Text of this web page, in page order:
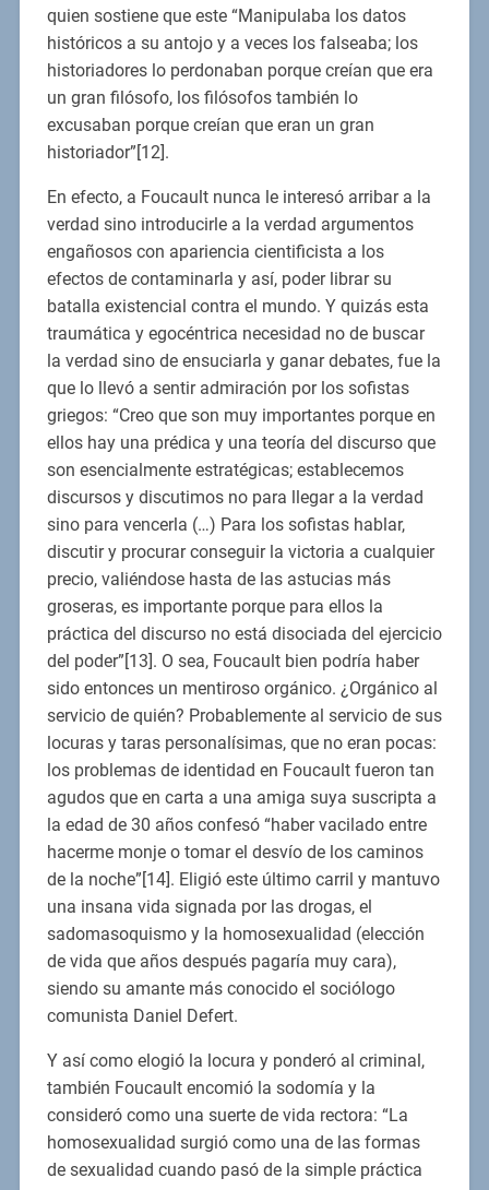
quien sostiene que este “Manipulaba los datos
históricos a su antojo y a veces los falseaba; los
historiadores lo perdonaban porque creían que era
un gran filósofo, los filósofos también lo
excusaban porque creían que eran un gran
historiador”[12].
En efecto, a Foucault nunca le interesó arribar a la
verdad sino introducirle a la verdad argumentos
engañosos con apariencia cientificista a los
efectos de contaminarla y así, poder librar su
batalla existencial contra el mundo. Y quizás esta
traumática y egocéntrica necesidad no de buscar
la verdad sino de ensuciarla y ganar debates, fue la
que lo llevó a sentir admiración por los sofistas
griegos: “Creo que son muy importantes porque en
ellos hay una prédica y una teoría del discurso que
son esencialmente estratégicas; establecemos
discursos y discutimos no para llegar a la verdad
sino para vencerla (…) Para los sofistas hablar,
discutir y procurar conseguir la victoria a cualquier
precio, valiéndose hasta de las astucias más
groseras, es importante porque para ellos la
práctica del discurso no está disociada del ejercicio
del poder”[13]. O sea, Foucault bien podría haber
sido entonces un mentiroso orgánico. ¿Orgánico al
servicio de quién? Probablemente al servicio de sus
locuras y taras personalísimas, que no eran pocas:
los problemas de identidad en Foucault fueron tan
agudos que en carta a una amiga suya suscripta a
la edad de 30 años confesó “haber vacilado entre
hacerme monje o tomar el desvío de los caminos
de la noche”[14]. Eligió este último carril y mantuvo
una insana vida signada por las drogas, el
sadomasoquismo y la homosexualidad (elección
de vida que años después pagaría muy cara),
siendo su amante más conocido el sociólogo
comunista Daniel Defert.
Y así como elogió la locura y ponderó al criminal,
también Foucault encomió la sodomía y la
consideró como una suerte de vida rectora: “La
homosexualidad surgió como una de las formas
de sexualidad cuando pasó de la simple práctica